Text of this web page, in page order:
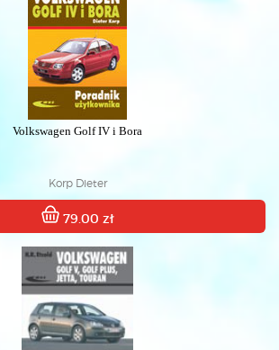
Volkswagen Golf IV i Bora
Korp Dieter
79.00 zł